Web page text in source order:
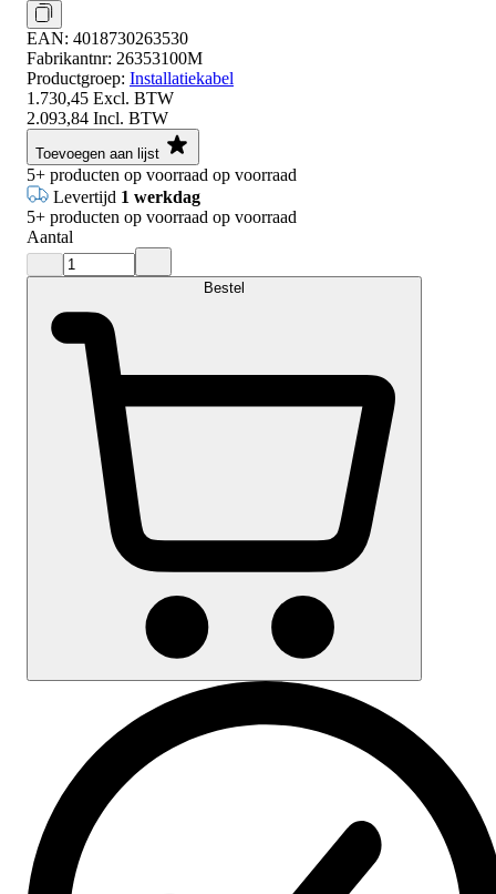
EAN: 4018730263530
Fabrikantnr: 26353100M
Productgroep: Installatiekabel
1.730,45 Excl. BTW
2.093,84 Incl. BTW
Toevoegen aan lijst
5+ producten op voorraad op voorraad
Levertijd 1 werkdag
5+ producten op voorraad op voorraad
Aantal
Bestel